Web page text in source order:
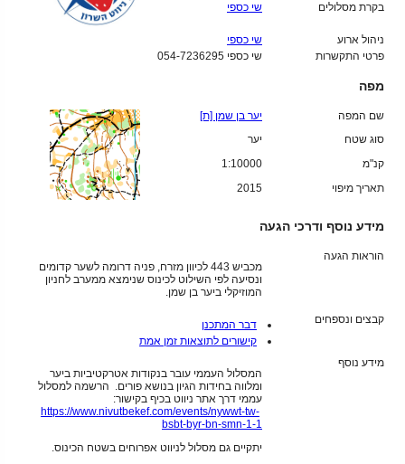
בקרת מסלולים שי כספי
ניהול ארוע
שי כספי
פרטי התקשרות
שי כספי 054-7236295
מפה
שם המפה
יער בן שמן [ת]
סוג שטח
יער
קנ"מ
1:10000
תאריך מיפוי
2015
מידע נוסף ודרכי הגעה
הוראות הגעה
מכביש 443 לכיוון מזרח, פניה דרומה לשער קדומים
ונסיעה לפי השילוט לכינוס שנימצא ממערב לחניון
המוזיקלי ביער בן שמן.
קבצים ונספחים
דבר המתכנן
קישורים לתוצאות זמן אמת
מידע נוסף
המסלול העממי עובר בנקודות אטרקטיביות ביער
ומלווה בחידות הגיון בנושא פורים. הרשמה למסלול
עממי דרך אתר ניווט בכיף בקישור:
https://www.nivutbekef.com/events/nywwt-tw-
bsbt-byr-bn-smn-1-1
יתקיים גם מסלול לניווט אפרוחים בשטח הכינוס.